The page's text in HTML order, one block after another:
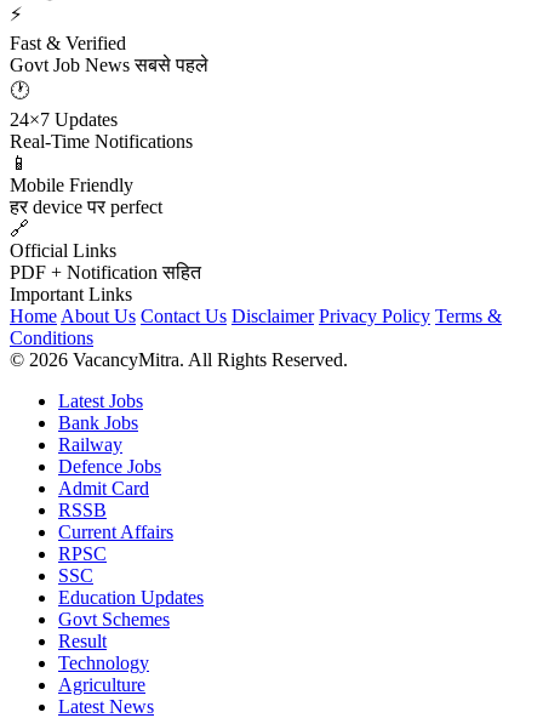
⚡
Fast & Verified
Govt Job News सबसे पहले
🕐
24×7 Updates
Real-Time Notifications
📱
Mobile Friendly
हर device पर perfect
🔗
Official Links
PDF + Notification सहित
Important Links
Home About Us Contact Us Disclaimer Privacy Policy Terms &
Conditions
© 2026 VacancyMitra. All Rights Reserved.
Latest Jobs
Bank Jobs
Railway
Defence Jobs
Admit Card
RSSB
Current Affairs
RPSC
SSC
Education Updates
Govt Schemes
Result
Technology
Agriculture
Latest News